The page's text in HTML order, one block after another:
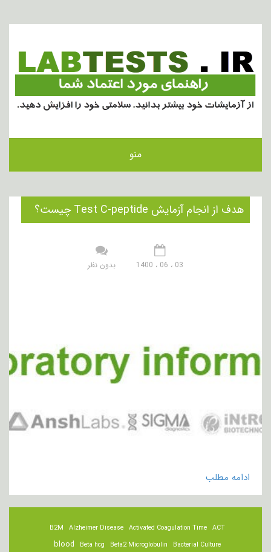
منو
هدف از انجام آزمایش Test C-peptide چیست؟
03 ، 06 ، 1400 بدون نظر
ادامه مطلب
ACT
Activated Coagulation Time
Alzheimer Disease
B2M
Bacterial Culture
Beta2 Microglobulin
Beta hcg
blood